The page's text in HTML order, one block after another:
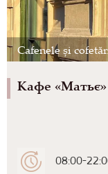
Cafenele și
Кафе «Матьє»
08:00-